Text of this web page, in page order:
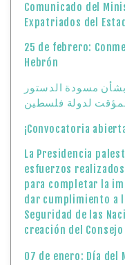
Comunicado del
Expatriados del
25 de febrero:
Hebrón
مسودة الدستور
لدولة فلسطين
¡Convocatoria
La Presidencia
esfuerzos
para completar la
dar cumplimiento a
Seguridad de las
creación del
07 de enero: Día del